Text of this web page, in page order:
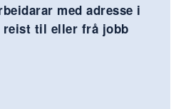
med adresse i
til eller frå jobb